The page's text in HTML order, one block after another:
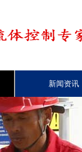
新闻资讯